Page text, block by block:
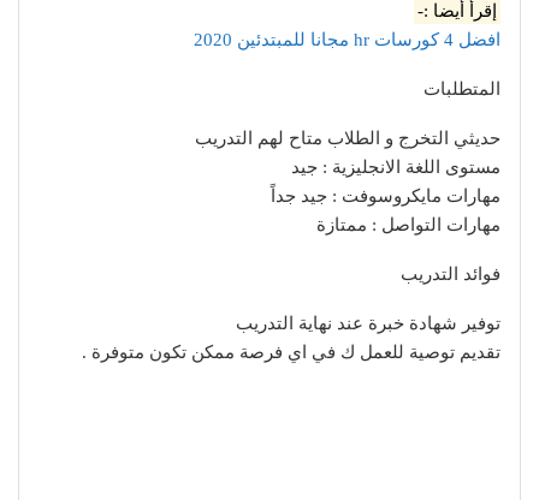
إقرأ أيضا :-
افضل 4 كورسات hr مجانا للمبتدئين 2020
المتطلبات
حديثي التخرج و الطلاب متاح لهم التدريب
مستوى اللغة الانجليزية : جيد
مهارات مايكروسوفت : جيد جداً
مهارات التواصل : ممتازة
فوائد التدريب
توفير شهادة خبرة عند نهاية التدريب
تقديم توصية للعمل ك في اي فرصة ممكن تكون متوفرة .